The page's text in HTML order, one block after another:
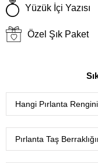
Yüzük İçi Yazısı
Özel Şık Paket
Hangi Pırlanta
D color(Çok nadir
bulunan ekstra
(Beyaz Plus),H color
Pırlanta Taş